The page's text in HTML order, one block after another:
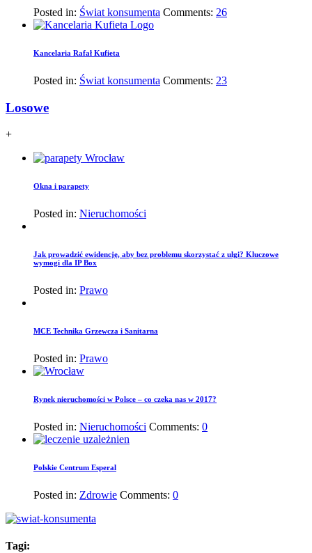
Posted in: Świat konsumenta Comments: 26
Kancelaria Rafał Kufieta
Posted in: Świat konsumenta Comments: 23
Losowe
+
Okna i parapety
Posted in: Nieruchomości
Jak prowadzić ewidencję, aby bez problemu skorzystać z ulgi? Kluczowe
wymogi dla IP Box
Posted in: Prawo
MCE Technika Grzewcza i Sanitarna
Posted in: Prawo
Rynek nieruchomości w Polsce – co czeka nas w 2017?
Posted in: Nieruchomości Comments: 0
Polskie Centrum Esperal
Posted in: Zdrowie Comments: 0
Tagi: